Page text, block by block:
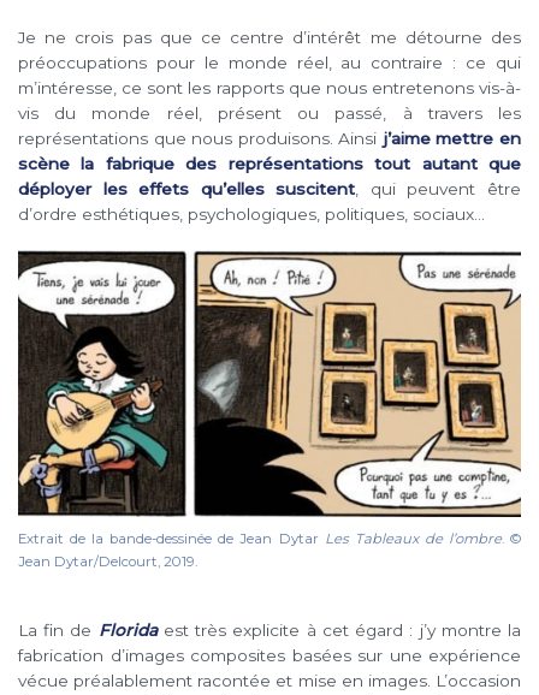
Je ne crois pas que ce centre d’intérêt me détourne des
préoccupations pour le monde réel, au contraire : ce qui
m’intéresse, ce sont les rapports que nous entretenons vis-à-
vis du monde réel, présent ou passé, à travers les
représentations que nous produisons. Ainsi j’aime mettre en
scène la fabrique des représentations tout autant que
déployer les effets qu’elles suscitent , qui peuvent être
d’ordre esthétiques, psychologiques, politiques, sociaux…
Extrait de la bande-dessinée de Jean Dytar Les Tableaux de l’ombre. ©
Jean Dytar/Delcourt, 2019.
La fin de Floridaest très explicite à cet égard : j’y montre la
fabrication d’images composites basées sur une expérience
vécue préalablement racontée et mise en images. L’occasion